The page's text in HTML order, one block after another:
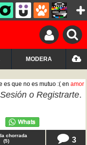
MODERA
es que no es mutuo :( en amor
o Registrarte.
chorrada
(5) 3